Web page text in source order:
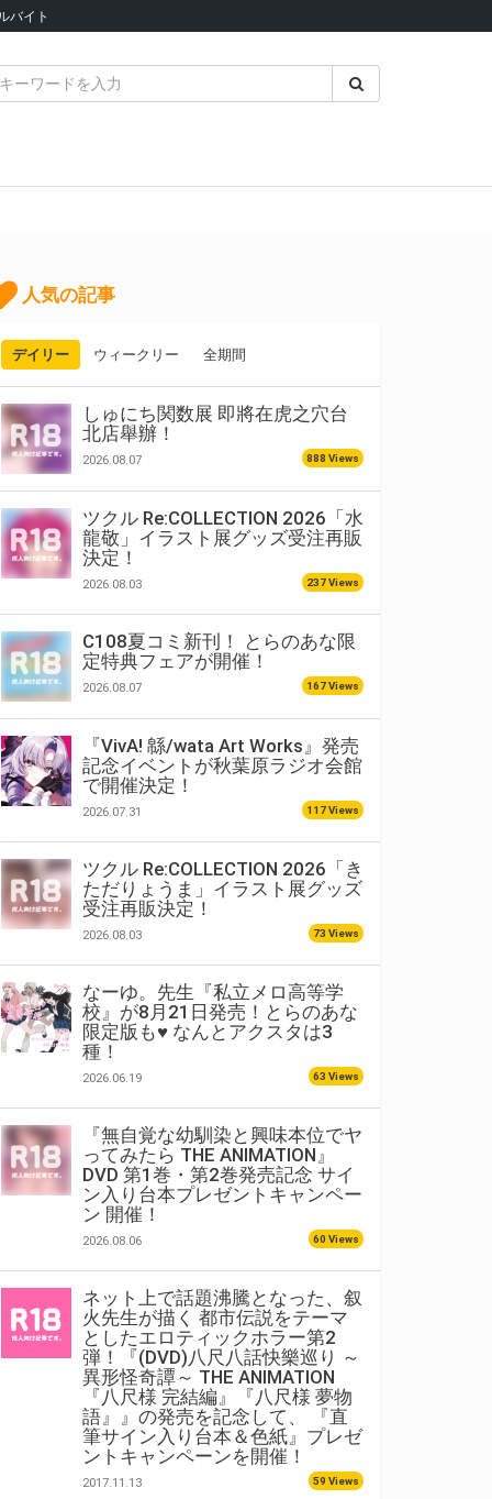
バイト
人気の記事
デイリー ウィークリー 全期間
しゅにち関数展 即將在虎之穴台
北店舉辦！
2026.08.07 888 Views
ツクル Re:COLLECTION 2026「水
龍敬」イラスト展グッズ受注再販
決定！
2026.08.03 237 Views
C108夏コミ新刊！ とらのあな限
定特典フェアが開催！
2026.08.07 167 Views
『VivA! 緜/wata Art Works』発売
記念イベントが秋葉原ラジオ会館
で開催決定！
2026.07.31 117 Views
ツクル Re:COLLECTION 2026「き
ただりょうま」イラスト展グッズ
受注再販決定！
2026.08.03 73 Views
なーゆ。先生『私立メロ高等学
校』が8月21日発売！とらのあな
限定版も♥ なんとアクスタは3
種！
2026.06.19 63 Views
『無自覚な幼馴染と興味本位でヤ
ってみたら THE ANIMATION』
DVD 第1巻・第2巻発売記念 サイ
ン入り台本プレゼントキャンペー
ン 開催！
2026.08.06 60 Views
ネット上で話題沸騰となった、叙
火先生が描く 都市伝説をテーマ
としたエロティックホラー第2
弾！『(DVD)八尺八話快樂巡り ～
異形怪奇譚～ THE ANIMATION
『八尺様 完結編』『八尺様 夢物
語』』の発売を記念して、 『直
筆サイン入り台本＆色紙』プレゼ
ントキャンペーンを開催！
2017.11.13 59 Views